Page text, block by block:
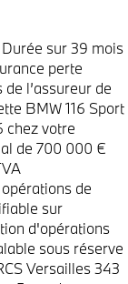
sur 39 mois
perte
l’assureur de
BMW 116 Sport
chez votre
de 700 000 €
de
sur
d'opérations
sous réserve
Versailles 343